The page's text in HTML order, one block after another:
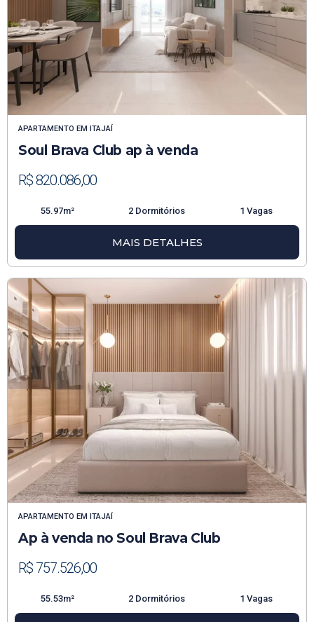
APARTAMENTO EM ITAJAÍ
Soul Brava Club ap à venda
R$ 820.086,00
55.97m² 2 Dormitórios 1 Vagas
MAIS DETALHES
APARTAMENTO EM ITAJAÍ
Ap à venda no Soul Brava Club
R$ 757.526,00
55.53m² 2 Dormitórios 1 Vagas